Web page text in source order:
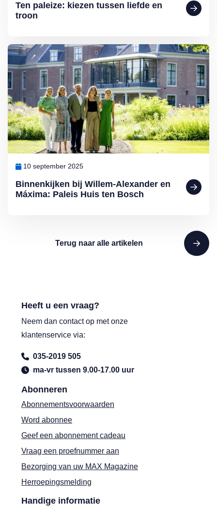
Ten paleize: kiezen tussen liefde en
troon
Binnenkijken bij Willem-Alexander en
Máxima: Paleis Huis ten Bosch
10 september 2025
Lees meer over Binnenkijken bij Willem-Alexander en Máxima:
Terug naar alle artikelen
Abonneren
Abonnementsvoorwaarden
Word abonnee
Geef een abonnement cadeau
Vraag een proefnummer aan
Bezorging van uw MAX Magazine
Herroepingsmelding
Handige informatie
Heeft u een vraag?
Neem dan contact op met onze
klantenservice via:
035-2019 505
ma-vr tussen 9.00-17.00 uur